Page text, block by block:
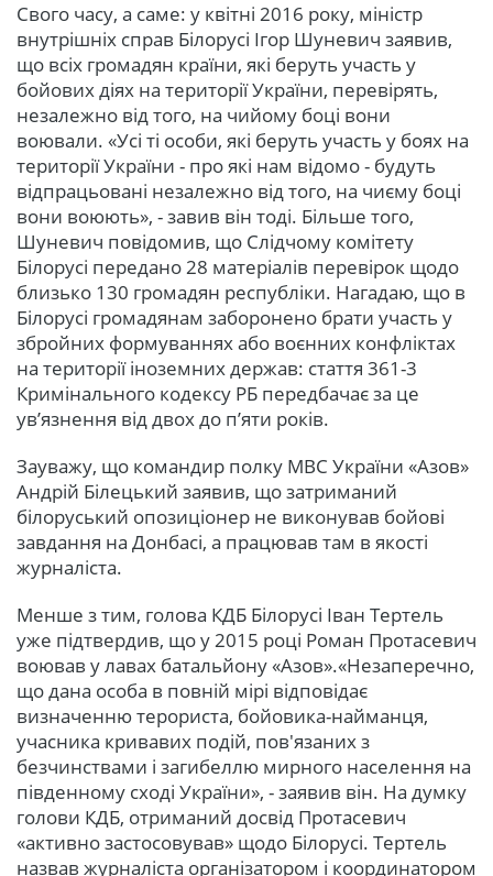
Свого часу, а саме: у квітні 2016 року, міністр
внутрішніх справ Білорусі Ігор Шуневич заявив,
що всіх громадян країни, які беруть участь у
бойових діях на території України, перевірять,
незалежно від того, на чийому боці вони
воювали. «Усі ті особи, які беруть участь у боях на
території України - про які нам відомо - будуть
відпрацьовані незалежно від того, на чиєму боці
вони воюють», - завив він тоді. Більше того,
Шуневич повідомив, що Слідчому комітету
Білорусі передано 28 матеріалів перевірок щодо
близько 130 громадян республіки. Нагадаю, що в
Білорусі громадянам заборонено брати участь у
збройних формуваннях або воєнних конфліктах
на території іноземних держав: стаття 361-3
Кримінального кодексу РБ передбачає за це
ув’язнення від двох до п’яти років.
Зауважу, що командир полку МВС України «Азов»
Андрій Білецький заявив, що затриманий
білоруський опозиціонер не виконував бойові
завдання на Донбасі, а працював там в якості
журналіста.
Менше з тим, голова КДБ Білорусі Іван Тертель
уже підтвердив, що у 2015 році Роман Протасевич
воював у лавах батальйону «Азов».«Незаперечно,
що дана особа в повній мірі відповідає
визначенню терориста, бойовика-найманця,
учасника кривавих подій, пов'язаних з
безчинствами і загибеллю мирного населення на
південному сході України», - заявив він. На думку
голови КДБ, отриманий досвід Протасевич
«активно застосовував» щодо Білорусі. Тертель
назвав журналіста організатором і координатором